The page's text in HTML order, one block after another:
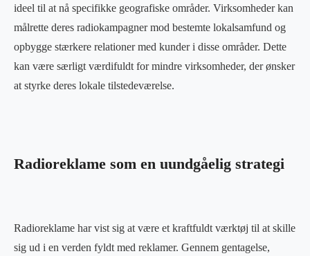
ideel til at nå specifikke geografiske områder. Virksomheder kan
målrette deres radiokampagner mod bestemte lokalsamfund og
opbygge stærkere relationer med kunder i disse områder. Dette
kan være særligt værdifuldt for mindre virksomheder, der ønsker
at styrke deres lokale tilstedeværelse.
Radioreklame som en uundgåelig strategi
Radioreklame har vist sig at være et kraftfuldt værktøj til at skille
sig ud i en verden fyldt med reklamer. Gennem gentagelse,